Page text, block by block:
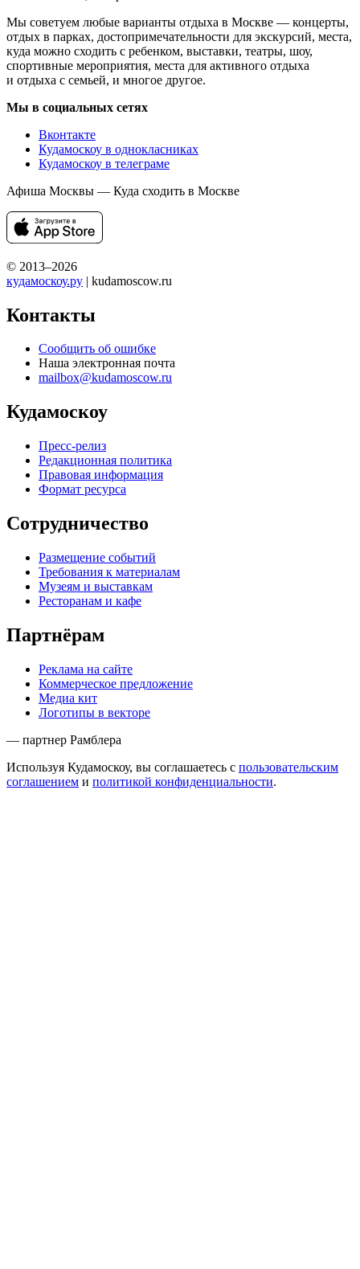
Мы советуем любые варианты отдыха в Москве — концерты,
отдых в парках, достопримечательности для экскурсий, места,
куда можно сходить с ребенком, выставки, театры, шоу,
спортивные мероприятия, места для активного отдыха
и отдыха с семьей, и многое другое.
Мы в социальных сетях
Вконтакте
Кудамоскоу в однокласниках
Кудамоскоу в телеграме
Афиша Москвы — Куда сходить в Москве
© 2013–2026
кудамоскоу.ру | kudamoscow.ru
Контакты
Сообщить об ошибке
Наша электронная почта
mailbox@kudamoscow.ru
Кудамоскоу
Пресс-релиз
Редакционная политика
Правовая информация
Формат ресурса
Сотрудничество
Размещение событий
Требования к материалам
Музеям и выставкам
Ресторанам и кафе
Партнёрам
Реклама на сайте
Коммерческое предложение
Медиа кит
Логотипы в векторе
— партнер Рамблера
Используя Кудамоскоу, вы соглашаетесь с пользовательским
соглашением и политикой конфиденциальности.